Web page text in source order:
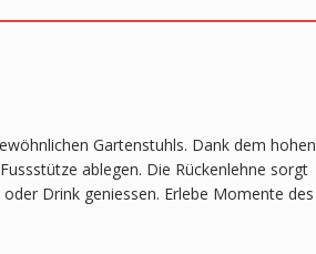
Gartenstuhls. Dank dem hohen
ablegen. Die Rückenlehne sorgt
Drink geniessen. Erlebe Momente des